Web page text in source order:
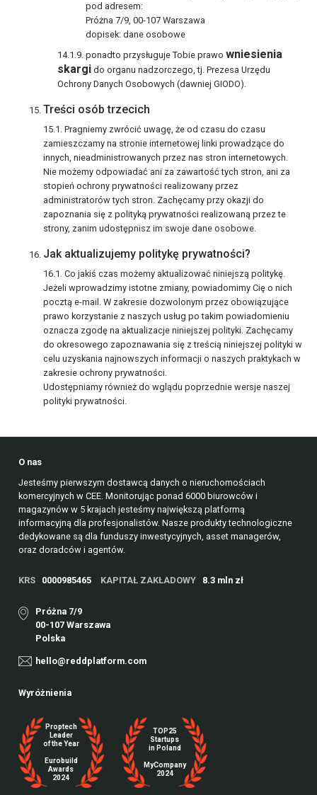
pod adresem:
Próżna 7/9, 00-107 Warszawa
dopisek: dane osobowe
ponadto przysługuje Tobie prawo wniesienia
skargido organu nadzorczego, tj. Prezesa Urzędu
Ochrony Danych Osobowych (dawniej GIODO).
Treści osób trzecich
Pragniemy zwrócić uwagę, że od czasu do czasu
zamieszczamy na stronie internetowej linki prowadzące do
innych, nieadministrowanych przez nas stron internetowych.
Nie możemy odpowiadać ani za zawartość tych stron, ani za
stopień ochrony prywatności realizowany przez
administratorów tych stron. Zachęcamy przy okazji do
zapoznania się z polityką prywatności realizowaną przez te
strony, zanim udostępnisz im swoje dane osobowe.
Jak aktualizujemy politykę prywatności?
Co jakiś czas możemy aktualizować niniejszą politykę.
Jeżeli wprowadzimy istotne zmiany, powiadomimy Cię o nich
pocztą e-mail. W zakresie dozwolonym przez obowiązujące
prawo korzystanie z naszych usług po takim powiadomieniu
oznacza zgodę na aktualizacje niniejszej polityki. Zachęcamy
do okresowego zapoznawania się z treścią niniejszej polityki w
celu uzyskania najnowszych informacji o naszych praktykach w
zakresie ochrony prywatności.
Udostępniamy również do wglądu poprzednie wersje naszej
polityki prywatności.
O nas
Jesteśmy pierwszym dostawcą danych o nieruchomościach
komercyjnych w CEE. Monitorując ponad 6000 biurowców i
magazynów w 5 krajach jesteśmy największą platformą
informacyjną dla profesjonalistów. Nasze produkty technologiczne
dedykowane są dla funduszy inwestycyjnych, asset managerów,
oraz doradców i agentów.
KRS 0000985465 KAPITAŁ ZAKŁADOWY 8.3 mln zł
Próżna 7/9
00-107 Warszawa
Polska
hello@reddplatform.com
Wyróżnienia
Proptech
Leader
of the Year
Eurobuild
Awards
2024
TOP25
Startups
in Poland
MyCompany
2024